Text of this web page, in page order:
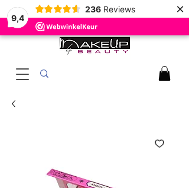
9,4
236 Reviews ×